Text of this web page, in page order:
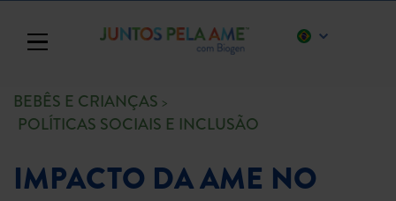
Toggle navigation
BEBÊS E CRIANÇAS
POLÍTICAS SOCIAIS E INCLUSÃO
IMPACTO DA AME NO